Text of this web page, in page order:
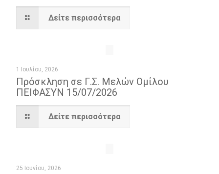
Δείτε περισσότερα
1 Ιουλίου, 2026
Πρόσκληση σε Γ.Σ. Μελών Ομίλου
ΠΕΙΦΑΣΥΝ 15/07/2026
Δείτε περισσότερα
25 Ιουνίου, 2026